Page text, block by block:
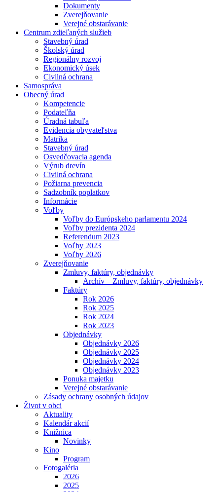
Dokumenty
Zverejňovanie
Verejné obstarávanie
Centrum zdieľaných služieb
Stavebný úrad
Školský úrad
Regionálny rozvoj
Ekonomický úsek
Civilná ochrana
Samospráva
Obecný úrad
Kompetencie
Podateľňa
Úradná tabuľa
Evidencia obyvateľstva
Matrika
Stavebný úrad
Osvedčovacia agenda
Výrub drevín
Civilná ochrana
Požiarna prevencia
Sadzobník poplatkov
Informácie
Voľby
Voľby do Európskeho parlamentu 2024
Voľby prezidenta 2024
Referendum 2023
Voľby 2023
Voľby 2026
Zverejňovanie
Zmluvy, faktúry, objednávky
Archív – Zmluvy, faktúry, objednávky
Faktúry
Rok 2026
Rok 2025
Rok 2024
Rok 2023
Objednávky
Objednávky 2026
Objednávky 2025
Objednávky 2024
Objednávky 2023
Ponuka majetku
Verejné obstarávanie
Zásady ochrany osobných údajov
Život v obci
Aktuality
Kalendár akcií
Knižnica
Novinky
Kino
Program
Fotogaléria
2026
2025